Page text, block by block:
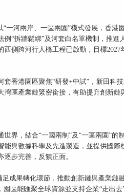
一河兩岸、一區兩園”模式發展，香港
“拆牆鬆綁”及河套白名單機制，推進
側跨河行人橋工程已啟動，目標2027
香港園區聚焦“研發+中試”，新田科
區產業鏈緊密銜接，有助提升創新鏈
界，結合“一國兩制”及“一區兩園”的
與數據科學及先進製造，並提供國際
步完善，反饋正面。
成果轉化環節，推動創新鏈與產業鏈
區能匯聚全球資源並支持企業“走出去